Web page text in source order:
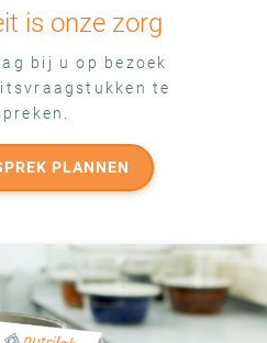
is onze zorg
bij u op bezoek
te
PLANNEN